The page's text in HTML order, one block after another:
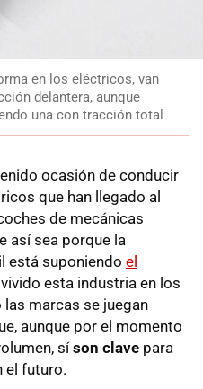
en los eléctricos, van
delantera, aunque
una con tracción total
ocasión de conducir
que han llegado al
de mecánicas
así sea porque la
está suponiendo el
esta industria en los
marcas se juegan
aunque por el momento
síson clave para
el futuro.